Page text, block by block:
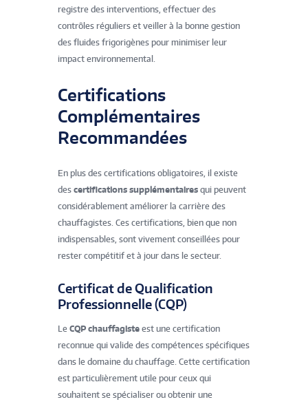
registre des interventions, effectuer des
contrôles réguliers et veiller à la bonne gestion
des fluides frigorigènes pour minimiser leur
impact environnemental.
Certifications
Complémentaires
Recommandées
En plus des certifications obligatoires, il existe
des certifications supplémentaires qui peuvent
considérablement améliorer la carrière des
chauffagistes. Ces certifications, bien que non
indispensables, sont vivement conseillées pour
rester compétitif et à jour dans le secteur.
Certificat de Qualification
Professionnelle (CQP)
Le CQP chauffagiste est une certification
reconnue qui valide des compétences spécifiques
dans le domaine du chauffage. Cette certification
est particulièrement utile pour ceux qui
souhaitent se spécialiser ou obtenir une